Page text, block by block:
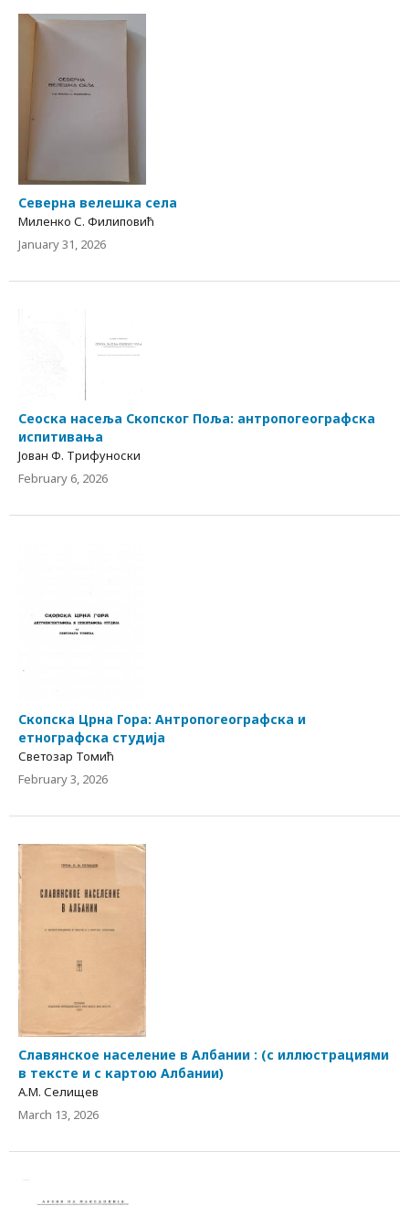
Северна велешка села
Миленко С. Филиповић
January 31, 2026
Сеоска насеља Скопског Поља: антропогеографска
испитивања
Јован Ф. Трифуноски
February 6, 2026
Скопска Црна Гора: Антропогеографска и
етнографска студија
Светозар Томић
February 3, 2026
Славянское население в Албании : (с иллюстрациями
в тексте и с картою Албании)
А.М. Селищев
March 13, 2026